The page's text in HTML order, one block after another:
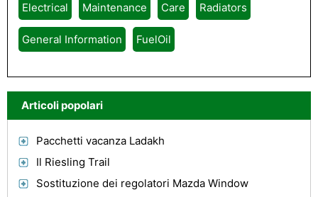
Electrical Maintenance Care Radiators
General Information FuelOil
Articoli popolari
Pacchetti vacanza Ladakh
Il Riesling Trail
Sostituzione dei regolatori Mazda Window